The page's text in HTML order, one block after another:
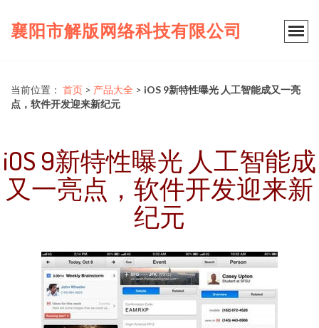
襄阳市解版网络科技有限公司
当前位置： 首页 > 产品大全 > iOS 9新特性曝光 人工智能成又一亮
点，软件开发迎来新纪元
iOS 9新特性曝光 人工智能成
又一亮点，软件开发迎来新
纪元